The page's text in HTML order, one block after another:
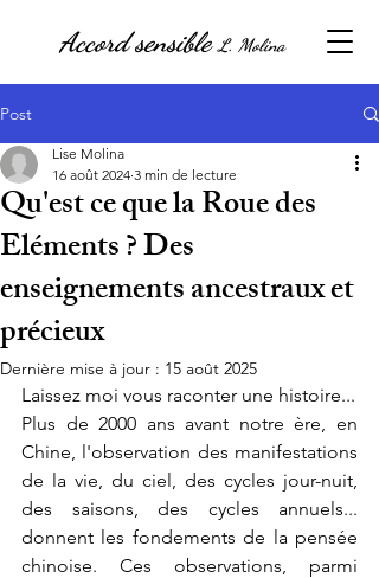
Accord sensibleL. Molina
Post
Qu'est ce que la Roue des
Eléments ? Des
enseignements ancestraux et
précieux
Lise Molina
16 août 2024 3 min de lecture
Dernière mise à jour : 15 août 2025
Laissez moi vous raconter une histoire...
Plus de 2000 ans avant notre ère, en
Chine, l'observation des manifestations
de la vie, du ciel, des cycles jour-nuit,
des saisons, des cycles annuels...
donnent les fondements de la pensée
chinoise. Ces observations, parmi